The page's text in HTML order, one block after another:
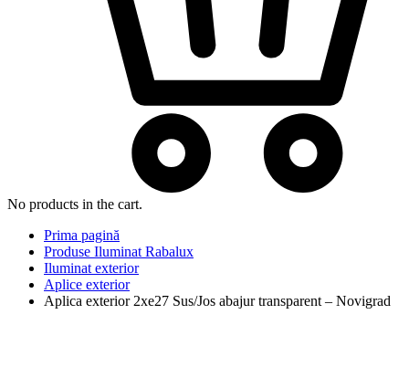
No products in the cart.
Prima pagină
Produse Iluminat Rabalux
Iluminat exterior
Aplice exterior
Aplica exterior 2xe27 Sus/Jos abajur transparent – Novigrad